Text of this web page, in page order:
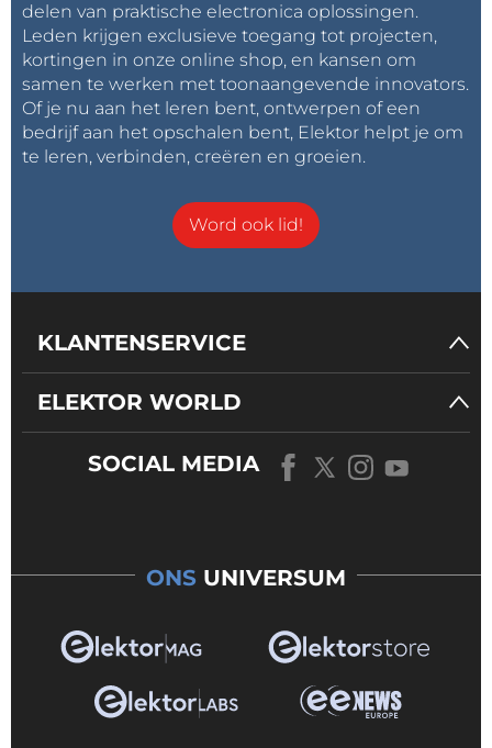
delen van praktische electronica oplossingen.
Leden krijgen exclusieve toegang tot projecten,
kortingen in onze online shop, en kansen om
samen te werken met toonaangevende innovators.
Of je nu aan het leren bent, ontwerpen of een
bedrijf aan het opschalen bent, Elektor helpt je om
te leren, verbinden, creëren en groeien.
Word ook lid!
KLANTENSERVICE
ELEKTOR WORLD
SOCIAL MEDIA
ONS UNIVERSUM